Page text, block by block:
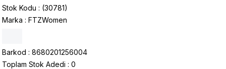
Stok Kodu
(30781)
Marka : FTZWomen
Barkod : 8680201256004
Toplam Stok Adedi : 0